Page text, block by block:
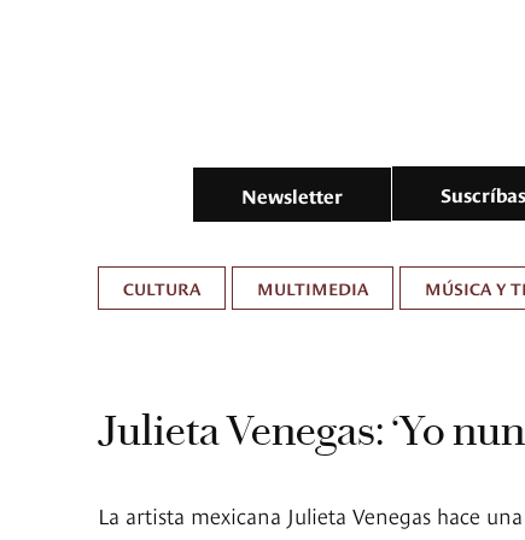
Newsletter
CULTURA MULTIMEDIA MÚSICA Y
Julieta Venegas: ‘Yo
La artista mexicana Julieta Venegas hace